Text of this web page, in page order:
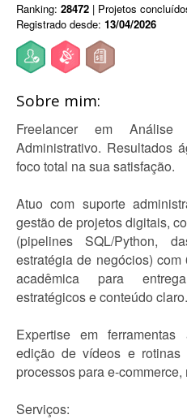
Ranking: 28472 | Projetos
Registrado desde: 13/04/2026
Sobre mim:
Freelancer em
Administrativo. Resultados
foco total na sua satisfação.
Atuo com suporte
gestão de projetos digitais,
(pipelines SQL/Python,
estratégia de negócios)
acadêmica para
estratégicos e conteúdo claro.
Expertise em ferramentas
edição de vídeos e rotinas
processos para e-
Serviços: